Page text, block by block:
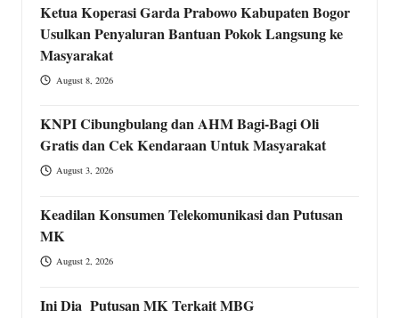
Ketua Koperasi Garda Prabowo Kabupaten Bogor
Usulkan Penyaluran Bantuan Pokok Langsung ke
Masyarakat
August 8, 2026
KNPI Cibungbulang dan AHM Bagi-Bagi Oli
Gratis dan Cek Kendaraan Untuk Masyarakat
August 3, 2026
Keadilan Konsumen Telekomunikasi dan Putusan
MK
August 2, 2026
Ini Dia Putusan MK Terkait MBG